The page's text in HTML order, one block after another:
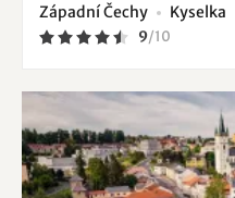
Západní Čechy Kyselka
9/10